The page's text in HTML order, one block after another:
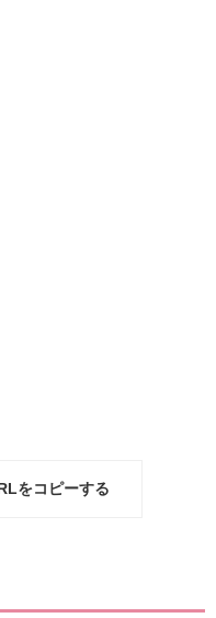
をコピーする